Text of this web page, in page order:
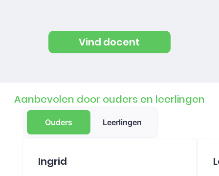
Vind docent
Aanbevolen door ouders en leerlingen
Ouders Leerlingen
Ingrid